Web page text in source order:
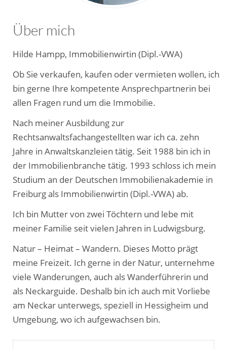
Über mich
Hilde Hampp, Immobilienwirtin (Dipl.-VWA)
Ob Sie verkaufen, kaufen oder vermieten wollen, ich
bin gerne Ihre kompetente Ansprechpartnerin bei
allen Fragen rund um die Immobilie.
Nach meiner Ausbildung zur
Rechtsanwaltsfachangestellten war ich ca. zehn
Jahre in Anwaltskanzleien tätig. Seit 1988 bin ich in
der Immobilienbranche tätig. 1993 schloss ich mein
Studium an der Deutschen Immobilienakademie in
Freiburg als Immobilienwirtin (Dipl.-VWA) ab.
Ich bin Mutter von zwei Töchtern und lebe mit
meiner Familie seit vielen Jahren in Ludwigsburg.
Natur – Heimat – Wandern. Dieses Motto prägt
meine Freizeit. Ich gerne in der Natur, unternehme
viele Wanderungen, auch als Wanderführerin und
als Neckarguide. Deshalb bin ich auch mit Vorliebe
am Neckar unterwegs, speziell in Hessigheim und
Umgebung, wo ich aufgewachsen bin.